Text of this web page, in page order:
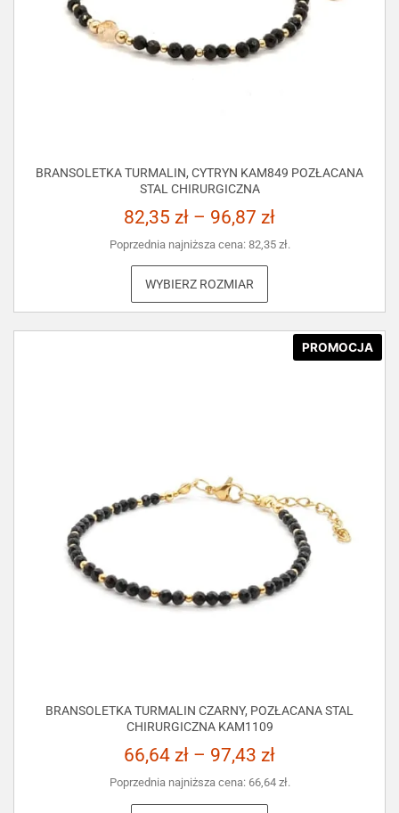
BRANSOLETKA TURMALIN, CYTRYN KAM849 POZŁACANA
STAL CHIRURGICZNA
82,35 zł – 96,87 zł
Poprzednia najniższa cena: 82,35 zł.
WYBIERZ ROZMIAR
PROMOCJA
BRANSOLETKA TURMALIN CZARNY, POZŁACANA STAL
CHIRURGICZNA KAM1109
66,64 zł – 97,43 zł
Poprzednia najniższa cena: 66,64 zł.